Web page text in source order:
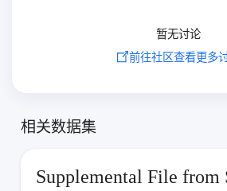
暂无讨论
前往社区查看更多
相关数据集
Supplemental File from